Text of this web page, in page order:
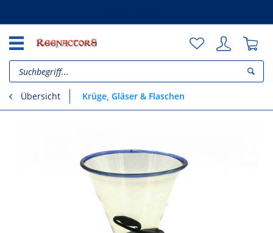
Übersicht Krüge, Gläser & Flaschen